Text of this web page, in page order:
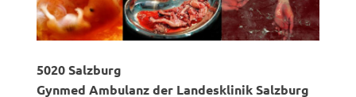
5020 Salzburg
Gynmed Ambulanz der Landesklinik Salzburg